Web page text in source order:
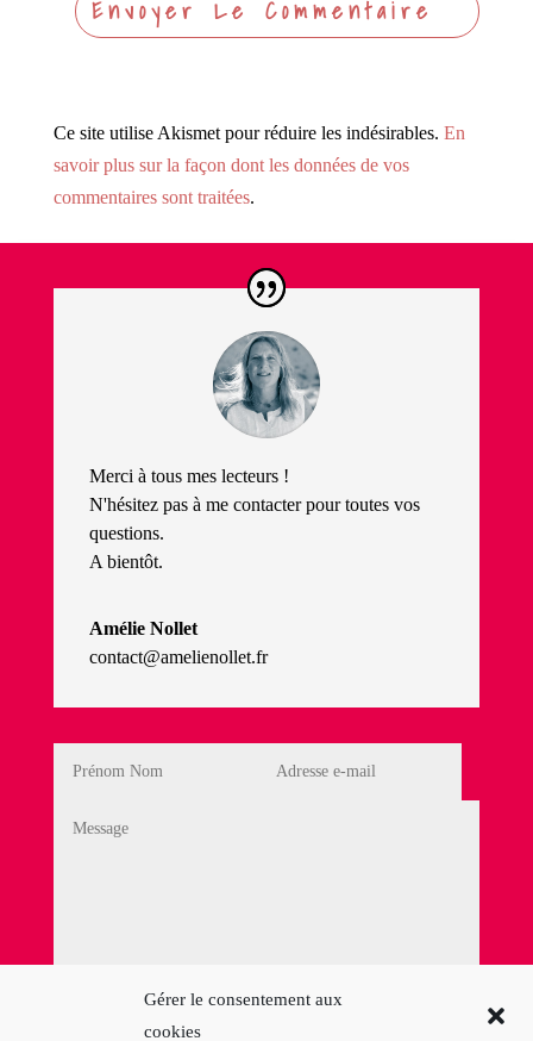
Gérer le consentement aux
cookies
Ce site utilise Akismet pour réduire les indésirables. En
savoir plus sur la façon dont les données de vos
commentaires sont traitées.
Merci à tous mes lecteurs !
N'hésitez pas à me contacter pour toutes vos
questions.
A bientôt.
Amélie Nollet
contact@amelienollet.fr
Politique de Confidentialité
En cochant cette case, j'accepte la